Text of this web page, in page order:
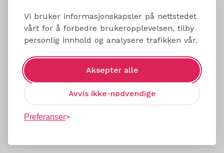
Vi bruker informasjonskapsler på nettstedet
vårt for å forbedre brukeropplevelsen, tilby
personlig innhold og analysere trafikken vår.
Aksepter alle
Avvis ikke-nødvendige
Preferanser